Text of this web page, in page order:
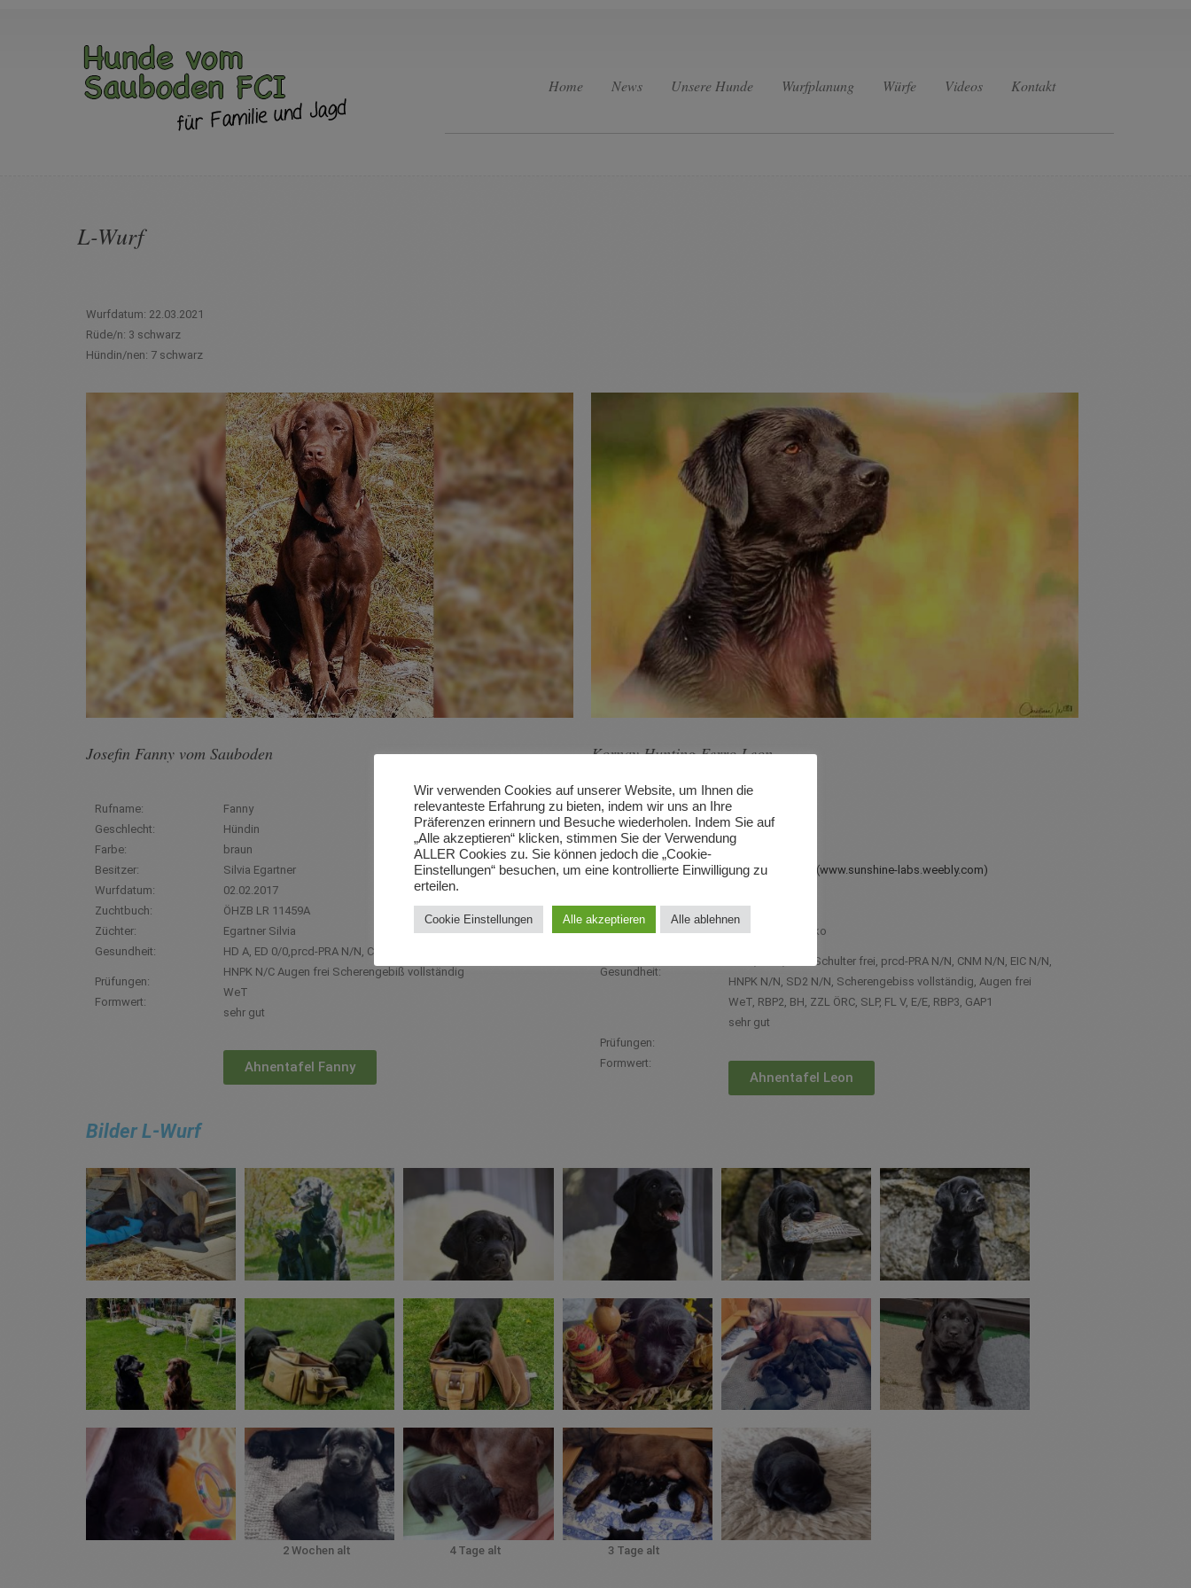
Home News Unsere Hunde Wurfplanung Würfe Videos Kontakt
L-Wurf
Wurfdatum: 22.03.2021
Rüde/n: 3 schwarz
Hündin/nen: 7 schwarz
Josefin Fanny vom Sauboden
Rufname:
Geschlecht:
Farbe:
Besitzer:
Wurfdatum:
Zuchtbuch:
Züchter:
Gesundheit:
Prüfungen:
Formwert:
Fanny
Hündin
braun
Silvia Egartner
02.02.2017
ÖHZB LR 11459A
Egartner Silvia
HD A, ED 0/0,prcd-PRA N/N, CNM N/N,
HNPK N/C Augen frei Scherengebiß vollständig
WeT
sehr gut
Ahnentafel Fanny
Kornay Hunting Ferro Leon
Rufnamen:
Geschlecht:
Farbe:
Besitzer:
Zuchtbuch:
Züchter:
Gesundheit:
Prüfungen:
Formwert:
Leon
Rüde
schwarz
Daniela Erasmus (www.sunshine-labs.weebly.com)
ÖHZB LR 12288
Alexandra Petrasko
HD A, ED 0, OCD Schulter frei, prcd-PRA N/N, CNM N/N, EIC N/N,
HNPK N/N, SD2 N/N, Scherengebiss vollständig, Augen frei
WeT, RBP2, BH, ZZL ÖRC, SLP, FL V, E/E, RBP3, GAP1
sehr gut
Ahnentafel Leon
Bilder L-Wurf
2 Wochen alt 4 Tage alt 3 Tage alt
Wir verwenden Cookies auf unserer Website, um Ihnen die
relevanteste Erfahrung zu bieten, indem wir uns an Ihre
Präferenzen erinnern und Besuche wiederholen. Indem Sie auf
„Alle akzeptieren“ klicken, stimmen Sie der Verwendung
ALLER Cookies zu. Sie können jedoch die „Cookie-
Einstellungen“ besuchen, um eine kontrollierte Einwilligung zu
erteilen.
Cookie Einstellungen Alle akzeptieren Alle ablehnen